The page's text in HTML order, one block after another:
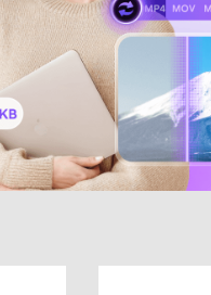
・ファイル修復ソフト
ォン管理ソフト
データ転送ソフト
を守るアプリ
動画・音声編集 >
その他の機能 >
動画圧縮
もっと見る >>